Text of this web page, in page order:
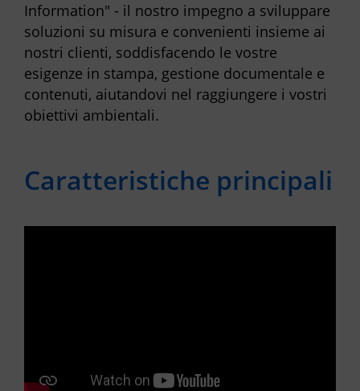
Information" - il nostro impegno a sviluppare
soluzioni su misura e convenienti insieme ai
nostri clienti, soddisfacendo le vostre
esigenze in stampa, gestione documentale e
contenuti, aiutandovi nel raggiungere i vostri
obiettivi ambientali.
Caratteristiche principali